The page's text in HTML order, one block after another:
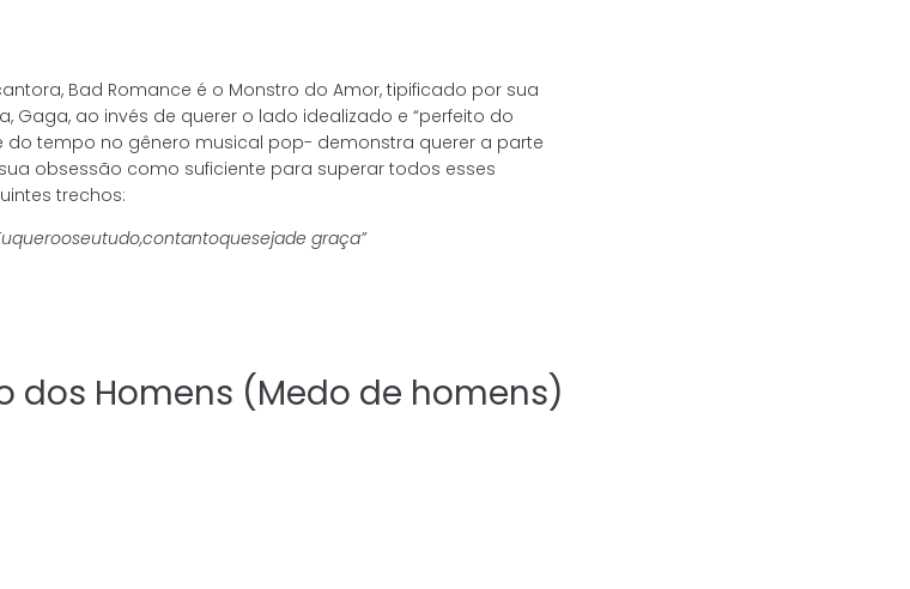
Bad Romance é o Monstro do Amor, tipificado por sua
Gaga, ao invés de querer o lado idealizado e “perfeito do
tempo no gênero musical pop- demonstra querer a parte
obsessão como suficiente para superar todos esses
trechos:
querooseutudo,contantoquesejade graça”
dos Homens (Medo de homens)